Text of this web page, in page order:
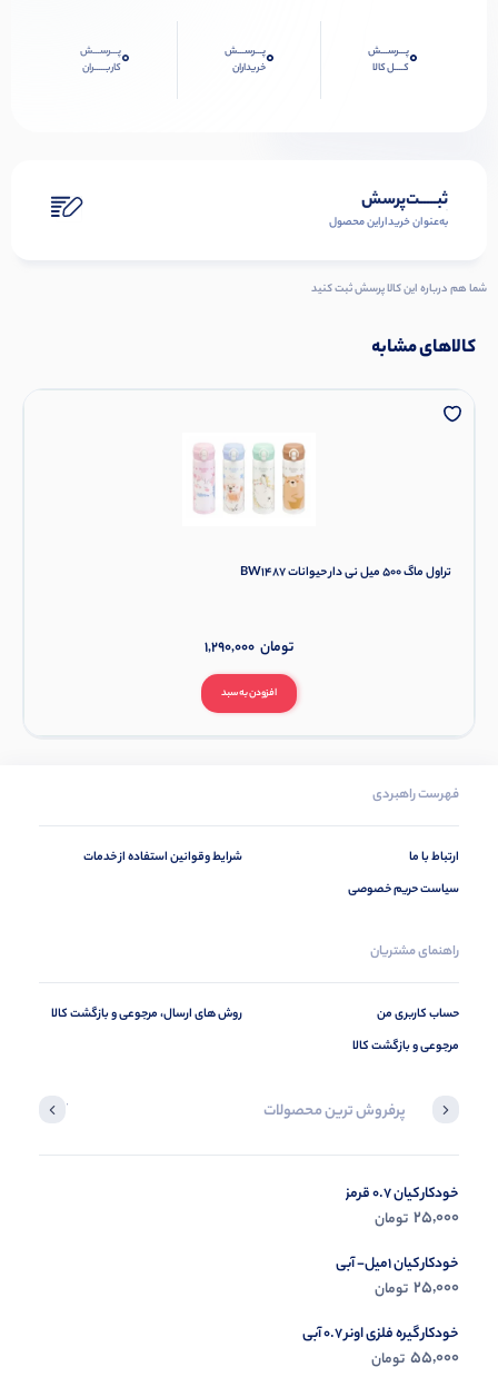
0پـــرســـش
کــــل کالا
0پـــرســـش
خریداران
0پـــرســـش
کاربـــــران
ثبـــــت‌پرسش
به‌عنوان ‌خریدار‌این‌ محصول
شما هم درباره این کالا پرسش ثبت کنید
کالاهای مشابه
تراول ماگ 500 میل نی دار حیوانات BW1487
افزودن به سبد
1,290,000 تومان
فهرست راهبردی
ارتباط با ما
سیاست حریم خصوصی
شرایط وقوانین استفاده از خدمات
راهنمای مشتریان
حساب کاربری من
مرجوعی و بازگشت کالا
روش های ارسال، مرجوعی و بازگشت کالا
پرفروش ترین محصولات آخرین
خودکار کیان 0.7 قرمز
25,000 تومان
خودکار کیان 1میل- آبی
25,000 تومان
خودکار گیره فلزی اونر 0.7 آبی
55,000 تومان